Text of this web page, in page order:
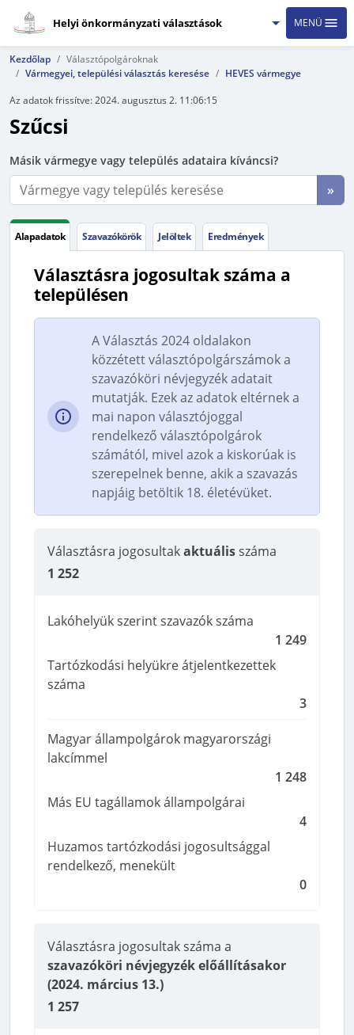
Helyi önkormányzati választások MENÜ
Kezdőlap
Választópolgároknak
Vármegyei, települési választás keresése
HEVES vármegye
Az adatok frissítve:2024. augusztus 2. 11:06:15
Szűcsi
Másik vármegye vagy település adataira kíváncsi?
»
Alapadatok Szavazókörök Jelöltek Eredmények
Választásra jogosultak száma a
településen
A Választás 2024 oldalakon
közzétett választópolgárszámok a
szavazóköri névjegyzék adatait
mutatják. Ezek az adatok eltérnek a
mai napon választójoggal
rendelkező választópolgárok
számától, mivel azok a kiskorúak is
szerepelnek benne, akik a szavazás
napjáig betöltik 18. életévüket.
Választásra jogosultakaktuálisszáma
1 252
Lakóhelyük szerint szavazók száma
1 249
Tartózkodási helyükre átjelentkezettek
száma
3
Magyar állampolgárok magyarországi
lakcímmel
1 248
Más EU tagállamok állampolgárai
4
Huzamos tartózkodási jogosultsággal
rendelkező, menekült
0
Választásra jogosultak száma a
szavazóköri névjegyzék előállításakor
(2024. március 13.)
1 257